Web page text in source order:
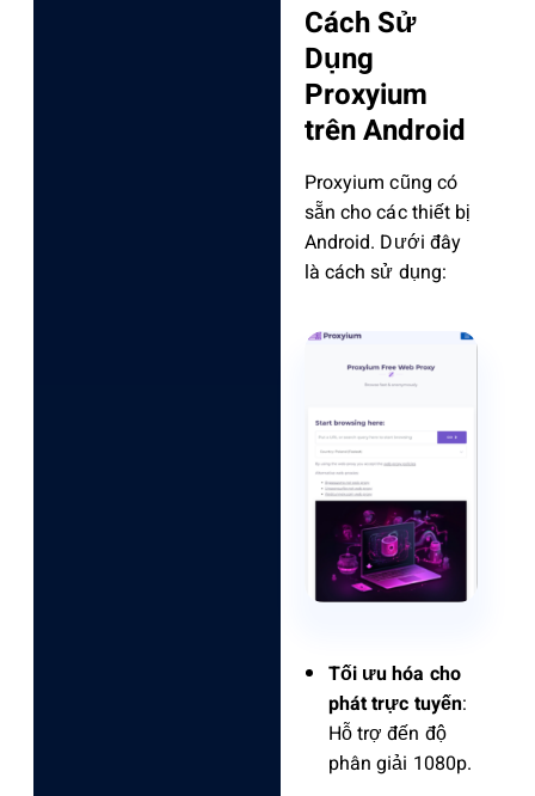
Cách Sử
Dụng
Proxyium
trên Android
Proxyium cũng có
sẵn cho các thiết bị
Android. Dưới đây
là cách sử dụng:
Tối ưu hóa cho
phát trực tuyến:
Hỗ trợ đến độ
phân giải 1080p.